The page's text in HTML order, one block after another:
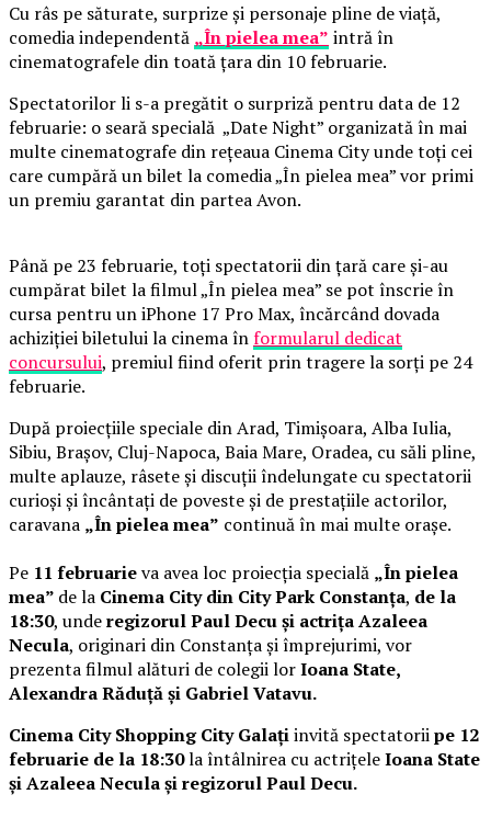
Cu râs pe săturate, surprize și personaje pline de viață,
comedia independentă „În pielea mea” intră în
cinematografele din toată țara din 10 februarie.
Spectatorilor li s-a pregătit o surpriză pentru data de 12
februarie: o seară specială „Date Night” organizată în mai
multe cinematografe din rețeaua Cinema City unde toți cei
care cumpără un bilet la comedia „În pielea mea” vor primi
un premiu garantat din partea Avon.
Până pe 23 februarie, toți spectatorii din țară care și-au
cumpărat bilet la filmul „În pielea mea” se pot înscrie în
cursa pentru un iPhone 17 Pro Max, încărcând dovada
achiziției biletului la cinema înformularul dedicat
concursului, premiul fiind oferit prin tragere la sorți pe 24
februarie.
După proiecțiile speciale din Arad, Timișoara, Alba Iulia,
Sibiu, Brașov, Cluj-Napoca, Baia Mare, Oradea, cu săli pline,
multe aplauze, râsete și discuții îndelungate cu spectatorii
curioși și încântați de poveste și de prestațiile actorilor,
caravana „În pielea mea” continuă în mai multe orașe.
Pe 11 februarieva avea loc proiecția specială „În pielea
mea” de la Cinema City din City Park Constanța, de la
18:30, underegizorul Paul Decu și actrița Azaleea
Necula, originari din Constanța și împrejurimi, vor
prezenta filmul alături de colegii lorIoana State,
Alexandra Răduță și Gabriel Vatavu.
Cinema City Shopping City Galațiinvită spectatoriipe 12
februarie de la 18:30la întâlnirea cu actrițeleIoana State
și Azaleea Necula și regizorul Paul Decu.